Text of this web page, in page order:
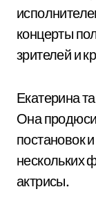
концерты
зрителей и
Екатерина
Она
постановок
нескольких
актрисы.